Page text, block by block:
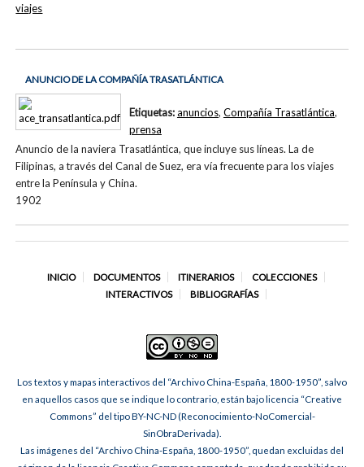
viajes
ANUNCIO DE LA COMPAÑÍA TRASATLÁNTICA
Anuncio de la naviera Trasatlántica, que incluye sus líneas. La de
Filipinas, a través del Canal de Suez, era vía frecuente para los viajes
entre la Península y China.
1902
Etiquetas:anuncios, Compañía Trasatlántica,
prensa
INICIO DOCUMENTOS ITINERARIOS
COLECCIONES
INTERACTIVOS
BIBLIOGRAFÍAS
Los textos y mapas interactivos del “Archivo China-España, 1800-1950”, salvo
en aquellos casos que se indique lo contrario, están bajo licencia “Creative
Commons” del tipo BY-NC-ND (Reconocimiento-NoComercial-
SinObraDerivada).
Las imágenes del “Archivo China-España, 1800-1950”, quedan excluidas del